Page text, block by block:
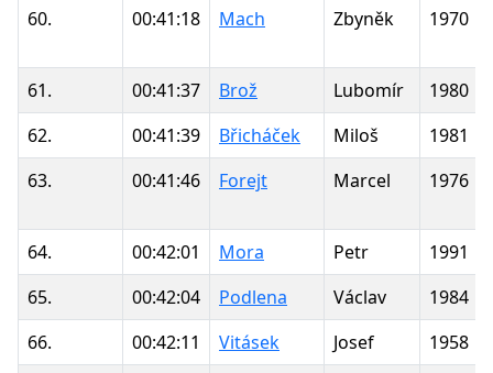
60.
00:41:18 Mach Zbyněk 1970
61. 00:41:37 Brož Lubomír
1980
62.
00:41:39 Břicháček Miloš
1981
63.
00:41:46 Forejt Marcel 1976
64. 00:42:01 Mora Petr
1991
65.
00:42:04 Podlena Václav
1984
66.
00:42:11 Vitásek Josef
1958